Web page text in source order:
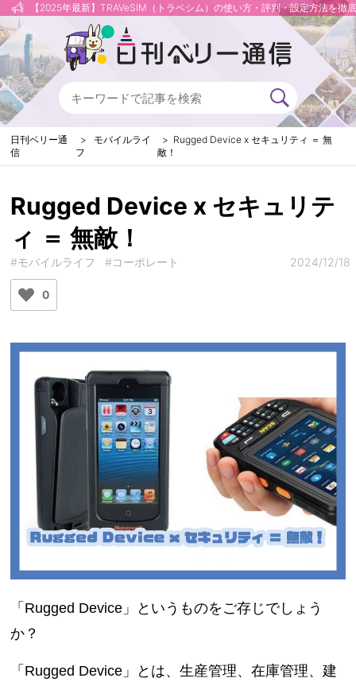
【2025年最新】TRAVeSIM（トラベシム）の使い方・評判・設定方法を徹
日刊ベリー通
信
モバイルライ
フ
Rugged Device x セキュリティ ＝ 無
敵！
Rugged Device x セキュリテ
ィ ＝ 無敵！
#モバイルライフ #コーポレート 2024/12/18
0
「Rugged Device」というものをご存じでしょう
か？
「Rugged Device」とは、生産管理、在庫管理、建